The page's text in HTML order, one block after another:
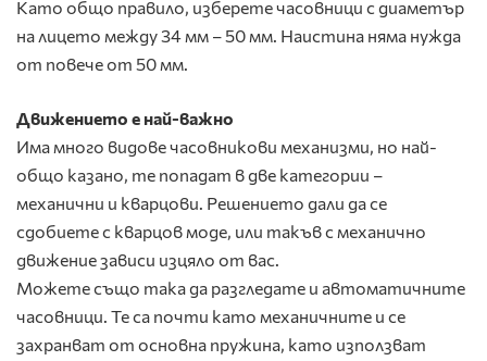
Като общо правило, изберете часовници с диаметър
на лицето между 34 мм – 50 мм. Наистина няма нужда
от повече от 50 мм.
Движението е най-важно
Има много видове часовникови механизми, но най-
общо казано, те попадат в две категории –
механични и кварцови. Решението дали да се
сдобиете с кварцов моде, или такъв с механично
движение зависи изцяло от вас.
Можете също така да разгледате и автоматичните
часовници. Те са почти като механичните и се
захранват от основна пружина, като използват